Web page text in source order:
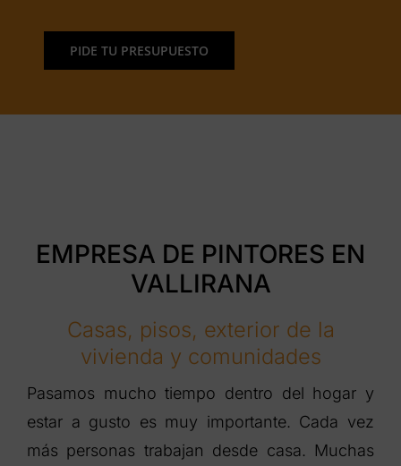
PIDE TU PRESUPUESTO
EMPRESA DE PINTORES EN
VALLIRANA
Casas, pisos, exterior de la
vivienda y comunidades
Pasamos mucho tiempo dentro del hogar y
estar a gusto es muy importante. Cada vez
más personas trabajan desde casa. Muchas